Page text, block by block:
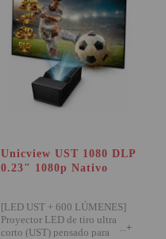
Unicview UST 1080 DLP
0.23" 1080p Nativo
[LED UST + 600 LÚMENES]
Proyector LED de tiro ultra
corto (UST) pensado para
+